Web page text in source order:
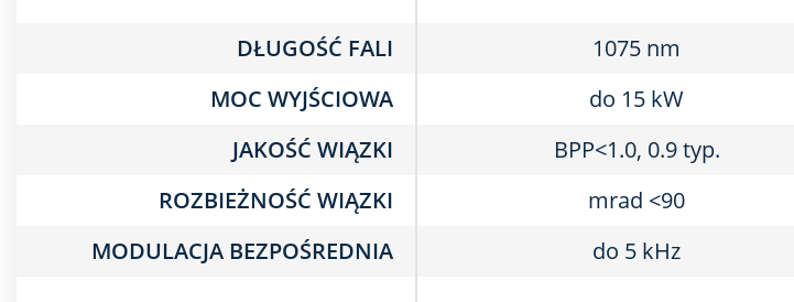
DŁUGOŚĆ FALI 1075 nm
MOC WYJŚCIOWA
do 15 kW
JAKOŚĆ WIĄZKI
BPP<1.0, 0.9 typ.
ROZBIEŻNOŚĆ WIĄZKI
mrad <90
MODULACJA BEZPOŚREDNIA
do 5 kHz